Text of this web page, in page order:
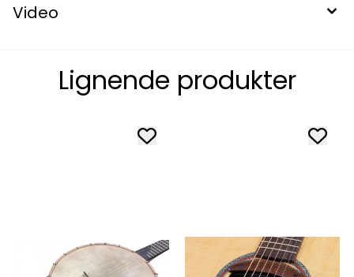
Video
Lignende produkter